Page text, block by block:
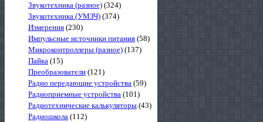
Звукотехника (разное) (324)
Звукотехника (УМЗЧ) (374)
Измерения (230)
Импульсные источники питания (58)
Микроконтроллеры (разное) (137)
Пайка (15)
Преобразователи (121)
Радио передающие устройства (59)
Радиоприемные устройства (101)
Радиотехнические калькуляторы (43)
Радиошкола (112)